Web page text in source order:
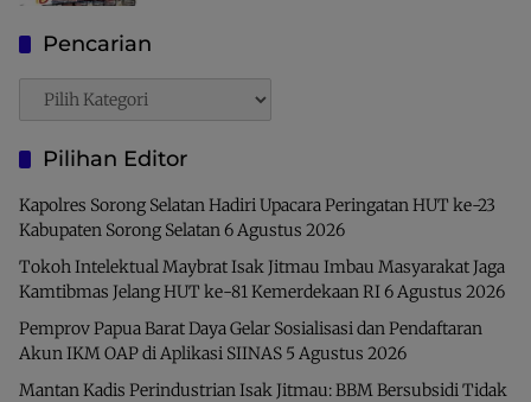
Pencarian
Pencarian
Pilihan Editor
Kapolres Sorong Selatan Hadiri Upacara Peringatan HUT ke-23
Kabupaten Sorong Selatan 6 Agustus 2026
Tokoh Intelektual Maybrat Isak Jitmau Imbau Masyarakat Jaga
Kamtibmas Jelang HUT ke-81 Kemerdekaan RI 6 Agustus 2026
Pemprov Papua Barat Daya Gelar Sosialisasi dan Pendaftaran
Akun IKM OAP di Aplikasi SIINAS 5 Agustus 2026
Mantan Kadis Perindustrian Isak Jitmau: BBM Bersubsidi Tidak